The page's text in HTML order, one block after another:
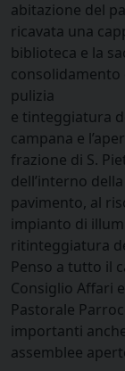
abitazione del
ricavata una
biblioteca e la
consolidamento
pulizia
e tinteggiatura
campana e
frazione di S.
dell’interno
pavimento, al
impianto di
ritinteggiatura
Penso a tutto il
Consiglio Affari
Pastorale
importanti
assemblee